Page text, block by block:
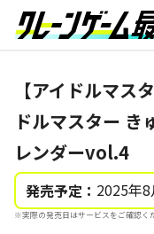
【アイドルマス
ドルマスター き
レンダーvol.4
発売予定： 2025年
※実際の発売日はサービスをご確認く